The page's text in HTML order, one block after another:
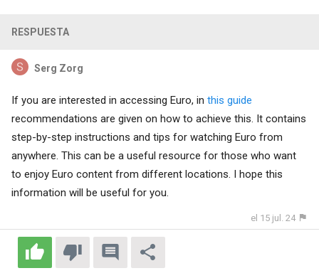
RESPUESTA
Serg Zorg
If you are interested in accessing Euro, in this guide
recommendations are given on how to achieve this. It contains
step-by-step instructions and tips for watching Euro from
anywhere. This can be a useful resource for those who want
to enjoy Euro content from different locations. I hope this
information will be useful for you.
el 15 jul. 24